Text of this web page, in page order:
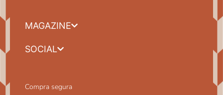
MAGAZINE
SOCIAL
Compra segura